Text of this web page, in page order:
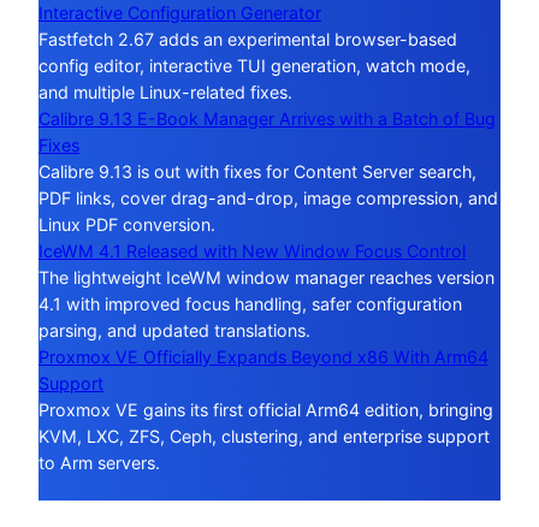
Interactive Configuration Generator
Fastfetch 2.67 adds an experimental browser-based
config editor, interactive TUI generation, watch mode,
and multiple Linux-related fixes.
Calibre 9.13 E-Book Manager Arrives with a Batch of Bug
Fixes
Calibre 9.13 is out with fixes for Content Server search,
PDF links, cover drag-and-drop, image compression, and
Linux PDF conversion.
IceWM 4.1 Released with New Window Focus Control
The lightweight IceWM window manager reaches version
4.1 with improved focus handling, safer configuration
parsing, and updated translations.
Proxmox VE Officially Expands Beyond x86 With Arm64
Support
Proxmox VE gains its first official Arm64 edition, bringing
KVM, LXC, ZFS, Ceph, clustering, and enterprise support
to Arm servers.